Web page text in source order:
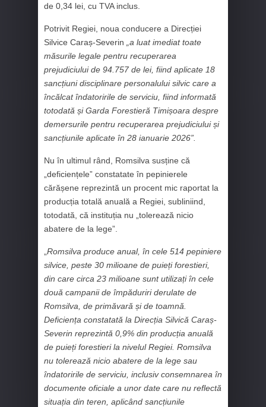
de 0,34 lei, cu TVA inclus.
Potrivit Regiei, noua conducere a Direcției
Silvice Caraș-Severin „a luat imediat toate
măsurile legale pentru recuperarea
prejudiciului de 94.757 de lei, fiind aplicate 18
sancțiuni disciplinare personalului silvic care a
încălcat îndatoririle de serviciu, fiind informată
totodată și Garda Forestieră Timișoara despre
demersurile pentru recuperarea prejudiciului și
sancțiunile aplicate în 28 ianuarie 2026”.
Nu în ultimul rând, Romsilva susține că
„deficiențele” constatate în pepinierele
cărășene reprezintă un procent mic raportat la
producția totală anuală a Regiei, subliniind,
totodată, că instituția nu „tolerează nicio
abatere de la lege”.
Romsilva produce anual, în cele 514 pepiniere
silvice, peste 30 milioane de puieți forestieri,
din care circa 23 milioane sunt utilizați în cele
două campanii de împăduriri derulate de
Romsilva, de primăvară și de toamnă.
Deficiența constatată la Direcția Silvică Caraș-
Severin reprezintă 0,9% din producția anuală
de puieți forestieri la nivelul Regiei. Romsilva
nu tolerează nicio abatere de la lege sau
îndatoririle de serviciu, inclusiv consemnarea în
documente oficiale a unor date care nu reflectă
situația din teren, aplicând sancțiunile